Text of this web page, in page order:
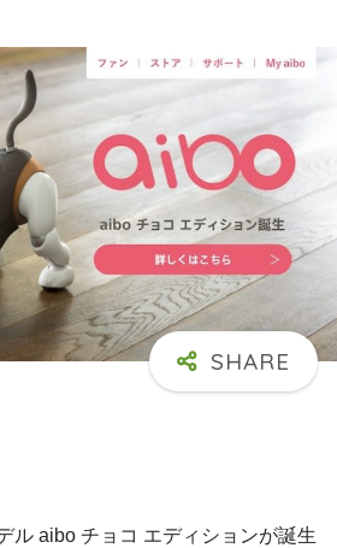
ル aibo チョコ エディションが誕生